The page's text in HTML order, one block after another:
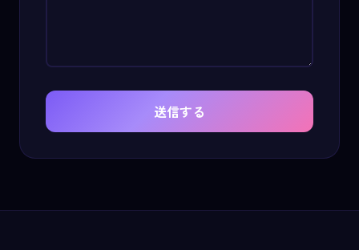
送信する